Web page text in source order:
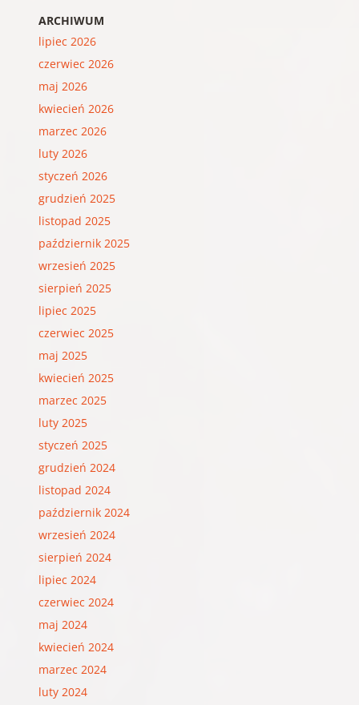
ARCHIWUM
lipiec 2026
czerwiec 2026
maj 2026
kwiecień 2026
marzec 2026
luty 2026
styczeń 2026
grudzień 2025
listopad 2025
październik 2025
wrzesień 2025
sierpień 2025
lipiec 2025
czerwiec 2025
maj 2025
kwiecień 2025
marzec 2025
luty 2025
styczeń 2025
grudzień 2024
listopad 2024
październik 2024
wrzesień 2024
sierpień 2024
lipiec 2024
czerwiec 2024
maj 2024
kwiecień 2024
marzec 2024
luty 2024